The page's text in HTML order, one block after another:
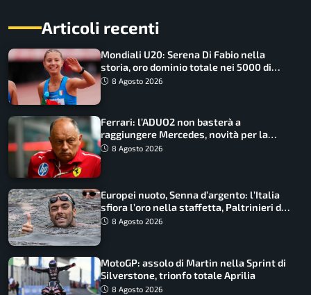
Articoli recenti
Mondiali U20: Serena Di Fabio nella
storia, oro dominio totale nei 5000 di
marcia
8 Agosto 2026
Ferrari: l’ADUO2 non basterà a
raggiungere Mercedes, novità per la
Macarena
8 Agosto 2026
Europei nuoto, Senna d’argento: l’Italia
sfiora l’oro nella staffetta, Paltrinieri da
urlo, il bilancio azzurro
8 Agosto 2026
MotoGP: assolo di Martin nella Sprint di
Silverstone, trionfo totale Aprilia
8 Agosto 2026